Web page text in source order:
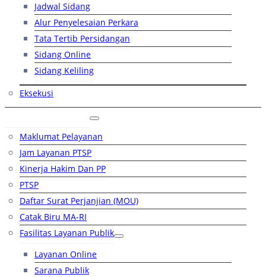
Jadwal Sidang
Alur Penyelesaian Perkara
Tata Tertib Persidangan
Sidang Online
Sidang Keliling
Eksekusi
Maklumat Pelayanan
Jam Layanan PTSP
Kinerja Hakim Dan PP
PTSP
Daftar Surat Perjanjian (MOU)
Catak Biru MA-RI
Fasilitas Layanan Publik
Layanan Online
Sarana Publik